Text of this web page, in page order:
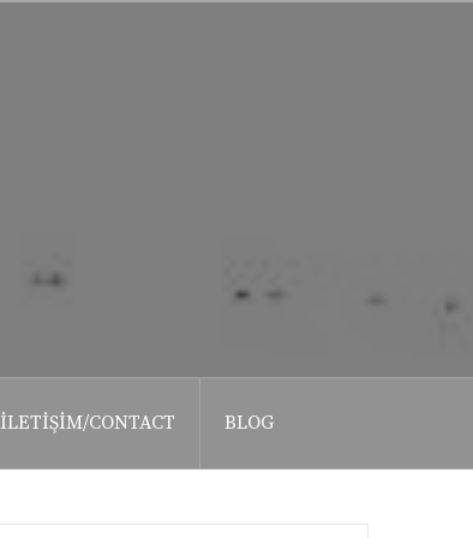
İLETIŞIM/CONTACT BLOG